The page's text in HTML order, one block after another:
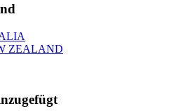
ZEALAND